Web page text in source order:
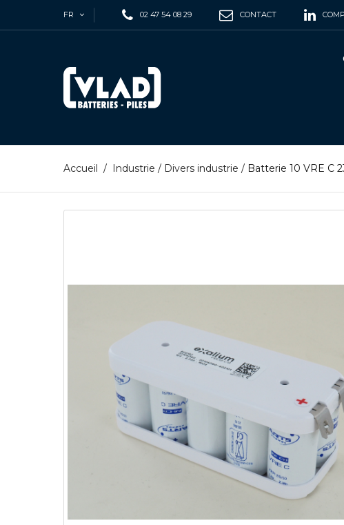
FR 02 47 54 08 29 CONTACT
Accueil / Industrie / Divers industrie / Batterie 10 VRE C